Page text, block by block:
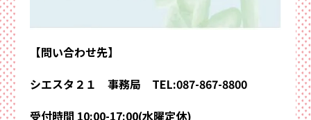
【問い合わせ先】
シエスタ２１ 事務局 TEL:087-867-8800
受付時間 10:00-17:00(水曜定休)